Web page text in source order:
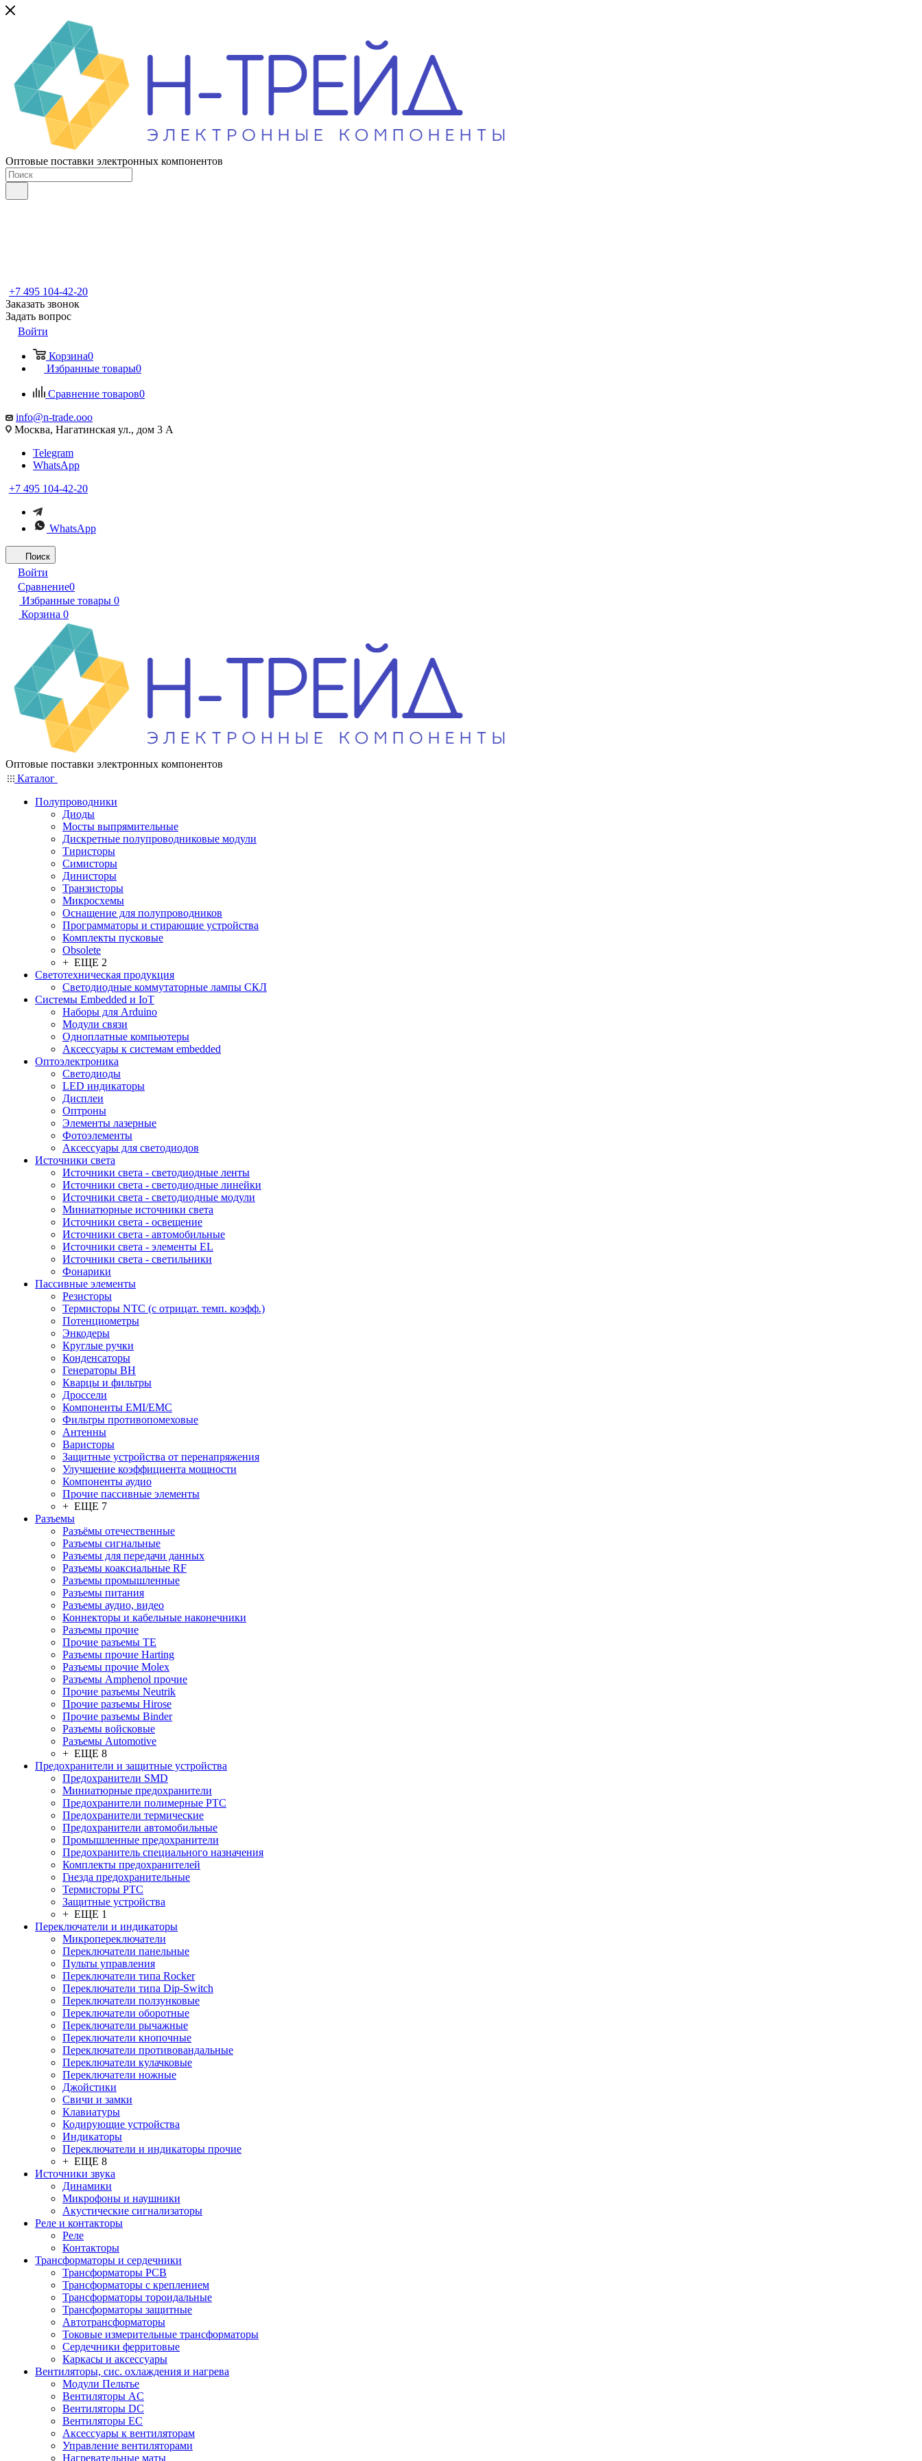
Оптовые поставки электронных компонентов
+7 495 104-42-20
Заказать звонок
Задать вопрос
Войти
Корзина0
Избранные товары0
Сравнение товаров0
info@n-trade.ooo
Москва, Нагатинская ул., дом 3 А
Telegram
WhatsApp
+7 495 104-42-20
WhatsApp
Поиск
Войти
Сравнение0
Избранные товары 0
Корзина 0
Оптовые поставки электронных компонентов
Каталог
Полупроводники
Диоды
Мосты выпрямительные
Дискретные полупроводниковые модули
Тиристоры
Симисторы
Динисторы
Транзисторы
Микросхемы
Оснащение для полупроводников
Программаторы и стирающие устройства
Комплекты пусковые
Obsolete
+ ЕЩЕ 2
Светотехническая продукция
Светодиодные коммутаторные лампы СКЛ
Системы Embedded и IoT
Наборы для Arduino
Модули связи
Одноплатные компьютеры
Аксессуары к системам embedded
Oптоэлектроника
Светодиоды
LED индикаторы
Дисплеи
Оптроны
Элементы лазерные
Фотоэлементы
Аксессуары для светодиодов
Источники света
Источники света - светодиодные ленты
Источники света - светодиодные линейки
Источники света - светодиодные модули
Миниатюрные источники света
Источники света - освещение
Источники света - автомобильные
Источники света - элементы EL
Источники света - светильники
Фонарики
Пассивные элементы
Резисторы
Термисторы NTC (с отрицат. темп. коэфф.)
Потенциометры
Энкодеры
Круглые ручки
Конденсаторы
Генераторы ВН
Кварцы и фильтры
Дроссели
Компоненты EMI/EMC
Фильтры противопомеховые
Антенны
Варисторы
Защитные устройства от перенапряжения
Улучшение коэффициента мощности
Компоненты аудио
Прочие пассивные элементы
+ ЕЩЕ 7
Разъeмы
Разъёмы отечественные
Разъeмы сигнальные
Разъeмы для передачи данных
Разъeмы коаксиальные RF
Разъeмы промышленные
Разъeмы питания
Разъeмы аудио, видео
Коннекторы и кабельные наконечники
Разъeмы прочие
Прочие разъемы TE
Разъемы прочие Harting
Разъемы прочие Molex
Разъемы Amphenol прочие
Прочие разъемы Neutrik
Прочие разъемы Hirose
Прочие разъемы Binder
Разъемы войсковые
Разъeмы Automotive
+ ЕЩЕ 8
Предохранители и защитные устройства
Предохранители SMD
Миниатюрные предохранители
Предохранители полимерные PTC
Предохранители термические
Предохранители автомобильные
Промышленные предохранители
Предохранитель специального назначения
Комплекты предохранителей
Гнезда предохранительные
Термисторы PTC
Защитные устройства
+ ЕЩЕ 1
Переключатели и индикаторы
Микропереключатели
Переключатели панельные
Пульты управления
Переключатели типа Rocker
Переключатели типа Dip-Switch
Переключатели ползунковые
Переключатели оборотные
Переключатели рычажные
Переключатели кнопочные
Переключатели противовандальные
Переключатели кулачковые
Переключатели ножные
Джойстики
Свичи и замки
Клавиатуры
Кодирующие устройства
Индикаторы
Переключатели и индикаторы прочие
+ ЕЩЕ 8
Источники звука
Динамики
Микрофоны и наушники
Акустические сигнализаторы
Реле и контакторы
Реле
Контакторы
Трансформаторы и сердечники
Трансформаторы PCB
Трансформаторы с креплением
Трансформаторы тороидальные
Трансформаторы защитные
Автотрансформаторы
Токовые измерительные трансформаторы
Сердечники ферритовые
Каркасы и аксессуары
Вентиляторы, сис. охлаждения и нагрева
Модули Пельтье
Вентиляторы AC
Вентиляторы DC
Вентиляторы EC
Аксессуары к вентиляторам
Управление вентиляторами
Нагревательные маты